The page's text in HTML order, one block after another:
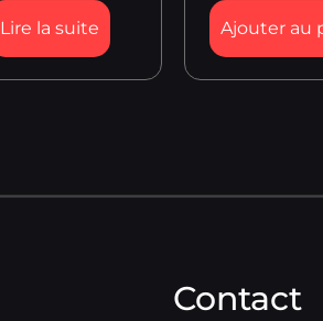
Lire la suite Ajouter au
Contact